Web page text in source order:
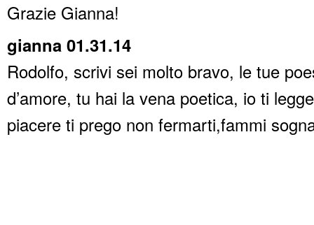
Grazie Gianna!
gianna 01.31.14
Rodolfo, scrivi sei molto bravo, le tue
d’amore, tu hai la vena poetica, io ti
piacere ti prego non fermarti,fammi